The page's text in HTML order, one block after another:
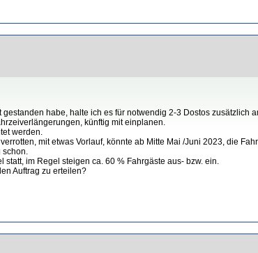
habe, halte ich es für notwendig 2-3 Dostos zusätzlich
künftig mit einplanen.
werden.
mit etwas Vorlauf, könnte ab Mitte Mai /Juni 2023, die
im Regel steigen ca. 60 % Fahrgäste aus- bzw. ein.
Auftrag zu erteilen?